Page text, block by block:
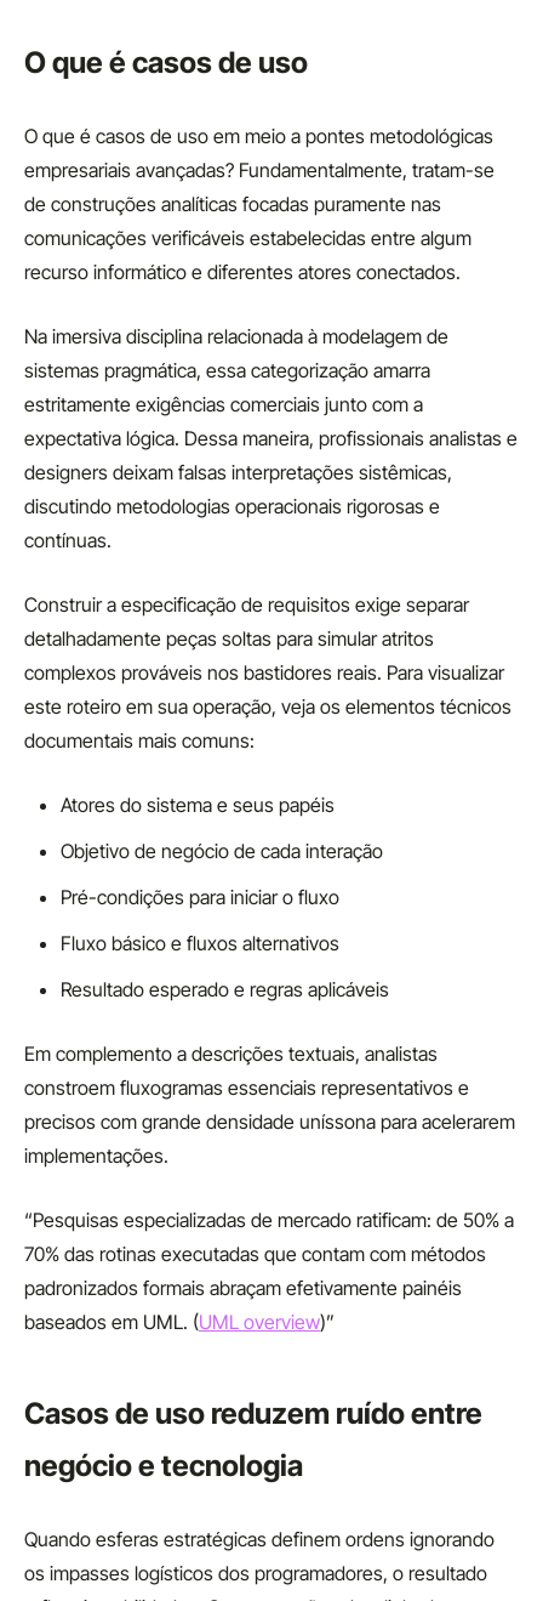
O que é casos de uso
O que é casos de uso em meio a pontes metodológicas
empresariais avançadas? Fundamentalmente, tratam-se
de construções analíticas focadas puramente nas
comunicações verificáveis estabelecidas entre algum
recurso informático e diferentes atores conectados.
Na imersiva disciplina relacionada à modelagem de
sistemas pragmática, essa categorização amarra
estritamente exigências comerciais junto com a
expectativa lógica. Dessa maneira, profissionais analistas e
designers deixam falsas interpretações sistêmicas,
discutindo metodologias operacionais rigorosas e
contínuas.
Construir a especificação de requisitos exige separar
detalhadamente peças soltas para simular atritos
complexos prováveis nos bastidores reais. Para visualizar
este roteiro em sua operação, veja os elementos técnicos
documentais mais comuns:
Atores do sistema e seus papéis
Objetivo de negócio de cada interação
Pré-condições para iniciar o fluxo
Fluxo básico e fluxos alternativos
Resultado esperado e regras aplicáveis
Em complemento a descrições textuais, analistas
constroem fluxogramas essenciais representativos e
precisos com grande densidade uníssona para acelerarem
implementações.
“Pesquisas especializadas de mercado ratificam: de 50% a
70% das rotinas executadas que contam com métodos
padronizados formais abraçam efetivamente painéis
baseados em UML. (UML overview)”
Casos de uso reduzem ruído entre
negócio e tecnologia
Quando esferas estratégicas definem ordens ignorando
os impasses logísticos dos programadores, o resultado